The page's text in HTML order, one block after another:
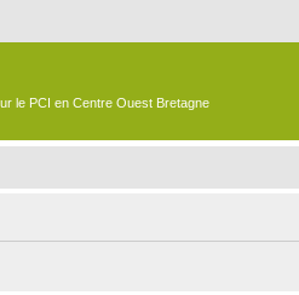
le PCI en Centre Ouest Bretagne